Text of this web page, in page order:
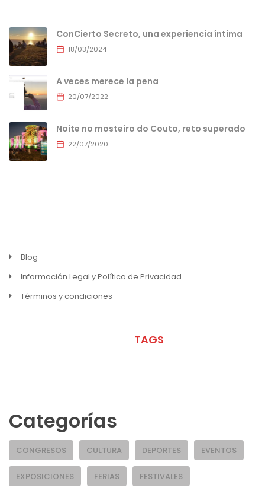
ConCierto Secreto, una experiencia íntima
18/03/2024
A veces merece la pena
20/07/2022
Noite no mosteiro do Couto, reto superado
22/07/2020
Blog
Información Legal y Política de Privacidad
Términos y condiciones
TAGS
Categorías
CONGRESOS CULTURA DEPORTES EVENTOS
EXPOSICIONES FERIAS FESTIVALES